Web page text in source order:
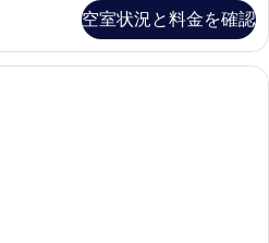
空室状況と料金を確認
セーフティボックス (室内)、遮光カ